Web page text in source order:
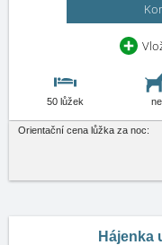
50 lůžek ne
Orientační cena lůžka za noc:
Hájenka